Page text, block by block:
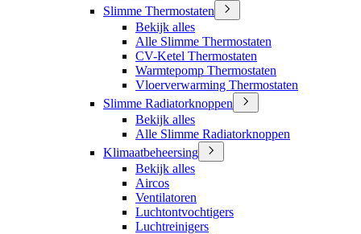
Slimme Thermostaten
Bekijk alles
Alle Slimme Thermostaten
CV-Ketel Thermostaten
Warmtepomp Thermostaten
Vloerverwarming Thermostaten
Slimme Radiatorknoppen
Bekijk alles
Alle Slimme Radiatorknoppen
Klimaatbeheersing
Bekijk alles
Aircos
Ventilatoren
Luchtontvochtigers
Luchtreinigers